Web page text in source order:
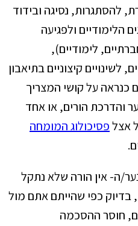
להסתגרות, נסיגה ובידוד
הלימודיים ולפגיעה
לימודיים),
לשינויים קיצוניים בתיאבון
כנראה על קושי המצריך
והדרכת הורים, או אחד
אצלפסיכולוג המומחה
ה- אין הורה שלא נתקל
כפי שהייתם אתם מול
חוסר ההסכמה